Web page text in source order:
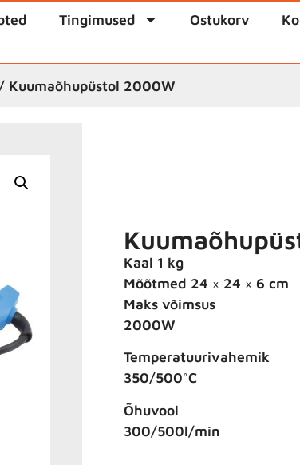
Tingimused Ostukorv
/ Kuumaõhupüstol 2000W
Kaal 1 kg
Mõõtmed 24 × 24 × 6 cm
Maks võimsus
2000W
Temperatuurivahemik
350/500°C
Õhuvool
300/500l/min